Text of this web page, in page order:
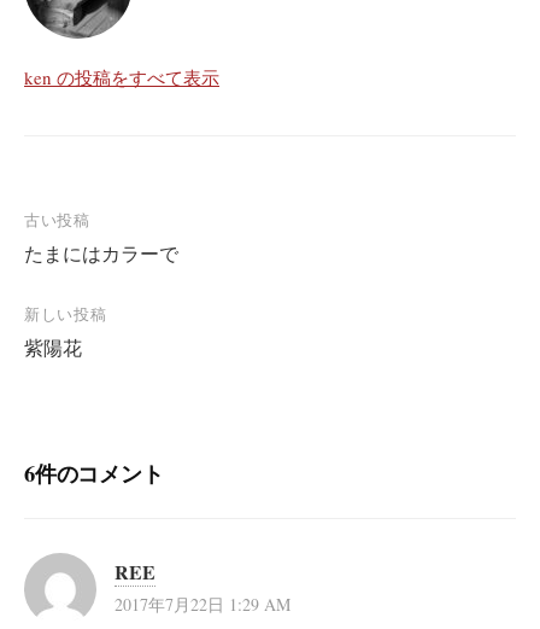
ken の投稿をすべて表示
投
稿
ナ
ビ
ゲ
ョ
古い投稿
たまにはカラーで
新しい投稿
紫陽花
6件のコメント
REE
2017年7月22日 1:29 AM